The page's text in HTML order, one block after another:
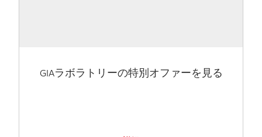
GIAラボラトリーの特別オファーを見る